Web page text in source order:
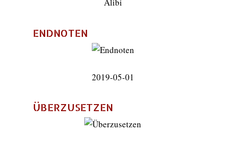
ENDNOTEN
2019-05-01
ÜBERZUSETZEN